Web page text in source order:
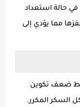
حالة استعداد
مما يؤدي إلى
ضعف تكوين
السكر المكرر.